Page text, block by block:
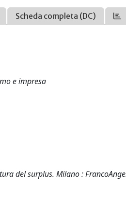
Scheda completa (DC)
e impresa
del surplus. Milano :